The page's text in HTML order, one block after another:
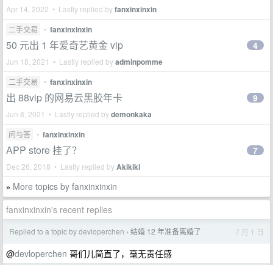
Apr 14, 2022 • Lastly replied byfanxinxinxin
二手交易 • fanxinxinxin
50 元出 1 年爱奇艺黄金 vip
Jun 18, 2021 • Lastly replied byadminpomme
4
二手交易 • fanxinxinxin
出 88vip 的网易云黑胶年卡
Jun 8, 2021 • Lastly replied bydemonkaka
9
问与答 • fanxinxinxin
APP store 挂了？
Dec 26, 2018 • Lastly replied byAkikiki
7
» More topics by fanxinxinxin
fanxinxinxin's recent replies
Replied to a topic by devloperchen › 结婚 12 年准备离婚了 7 月 1 日
@devloperchen 哥们儿简直了，毫无责任感